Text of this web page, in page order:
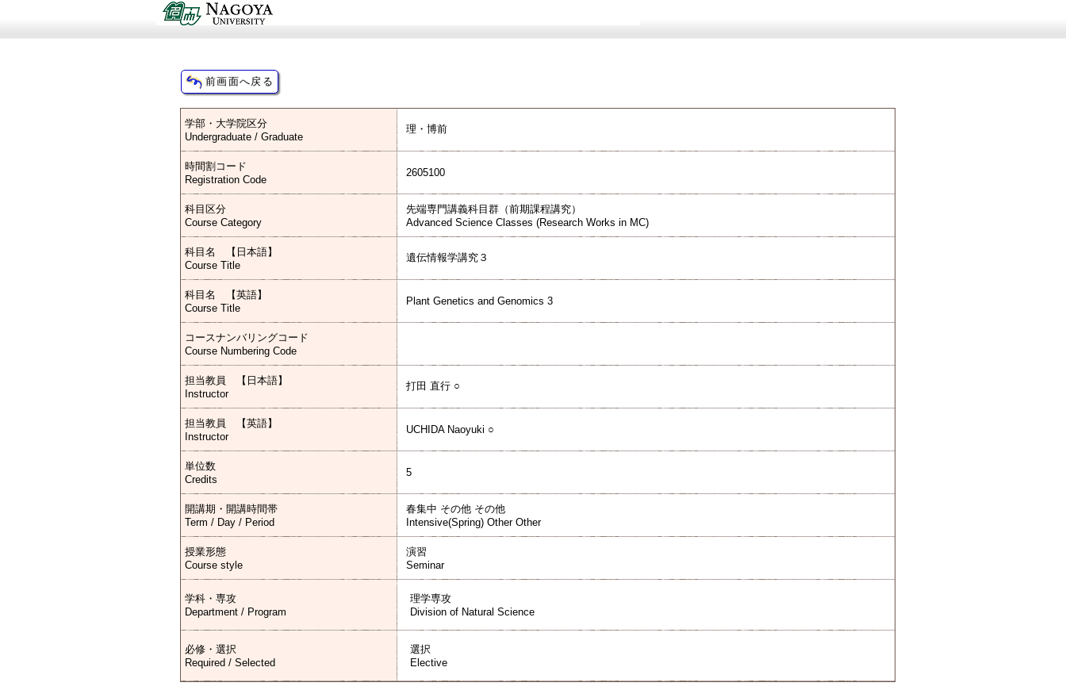
学部・大学院区分
Undergraduate / Graduate
理・博前
時間割コード
Registration Code
2605100
科目区分
Course Category
先端専門講義科目群（前期課程講究）
Advanced Science Classes (Research Works in MC)
科目名 【日本語】
Course Title
遺伝情報学講究３
科目名 【英語】
Course Title
Plant Genetics and Genomics 3
コースナンバリングコード
Course Numbering Code
担当教員 【日本語】
Instructor
打田 直行 ○
担当教員 【英語】
Instructor
UCHIDA Naoyuki ○
単位数
Credits
5
開講期・開講時間帯
Term / Day / Period
春集中 その他 その他
Intensive(Spring) Other Other
授業形態
Course style
演習
Seminar
学科・専攻
Department / Program
理学専攻
Division of Natural Science
必修・選択
Required / Selected
選択
Elective